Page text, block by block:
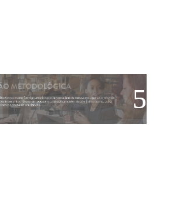
Orquestación
Metodológica